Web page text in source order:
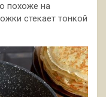
похоже на
стекает тонкой